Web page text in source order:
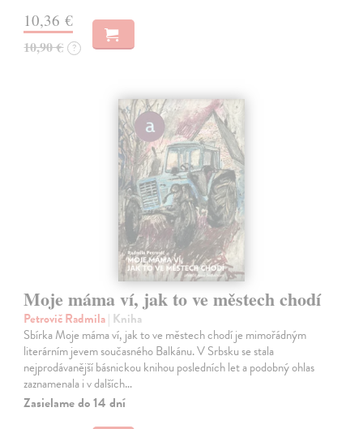
10,36 €
10,90 € ?
Moje máma ví, jak to ve městech chodí
Petrovič Radmila| Kniha
Sbírka Moje máma ví, jak to ve městech chodí je mimořádným
literárním jevem současného Balkánu. V Srbsku se stala
nejprodávanější básnickou knihou posledních let a podobný ohlas
zaznamenala i v dalších…
Zasielame do 14 dní